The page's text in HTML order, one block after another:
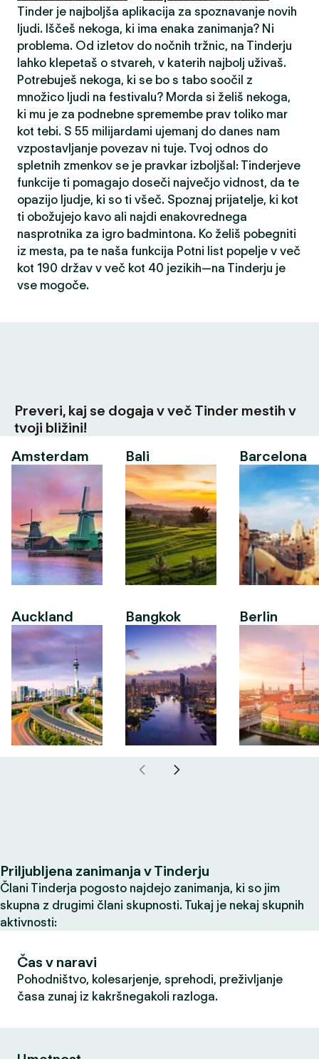
Tinder je najboljša aplikacija za spoznavanje novih
ljudi. Iščeš nekoga, ki ima enaka zanimanja? Ni
problema. Od izletov do nočnih tržnic, na Tinderju
lahko klepetaš o stvareh, v katerih najbolj uživaš.
Potrebuješ nekoga, ki se bo s tabo soočil z
množico ljudi na festivalu? Morda si želiš nekoga,
ki mu je za podnebne spremembe prav toliko mar
kot tebi. S 55 milijardami ujemanj do danes nam
vzpostavljanje povezav ni tuje. Tvoj odnos do
spletnih zmenkov se je pravkar izboljšal: Tinderjeve
funkcije ti pomagajo doseči največjo vidnost, da te
opazijo ljudje, ki so ti všeč. Spoznaj prijatelje, ki kot
ti obožujejo kavo ali najdi enakovrednega
nasprotnika za igro badmintona. Ko želiš pobegniti
iz mesta, pa te naša funkcija Potni list popelje v več
kot 190 držav v več kot 40 jezikih—na Tinderju je
vse mogoče.
Preveri, kaj se dogaja v več Tinder mestih v
tvoji bližini!
Amsterdam
Auckland
Bali
Bangkok
Barcelona
Berlin
Priljubljena zanimanja v Tinderju
Člani Tinderja pogosto najdejo zanimanja, ki so jim
skupna z drugimi člani skupnosti. Tukaj je nekaj skupnih
aktivnosti:
Čas v naravi
Pohodništvo, kolesarjenje, sprehodi, preživljanje
časa zunaj iz kakršnegakoli razloga.